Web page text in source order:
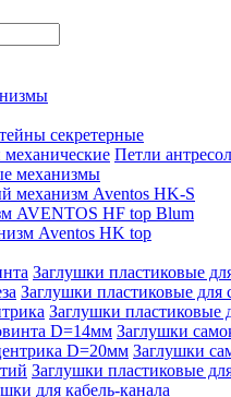
секретерные
Петли
механизмы
механизм Aventos HK-S
AVENTOS HF top Blum
Aventos HK top
Заглушки пластиковые
Заглушки пластиковые для
Заглушки пластиковые
Заглушки
Заглушки
Заглушки пластиковые
для кабель-канала